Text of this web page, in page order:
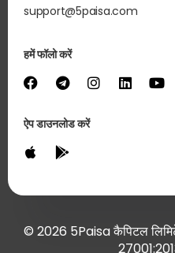
support@5paisa.com
हमें फॉलो करें
ऐप डाउनलोड करें
© 2026 5Paisa कैपिटल